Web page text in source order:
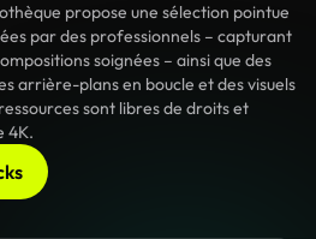
propose une sélection pointue
par des professionnels – capturant
soignées – ainsi que des
arrière-plans en boucle et des visuels
sont libres de droits et
4K.